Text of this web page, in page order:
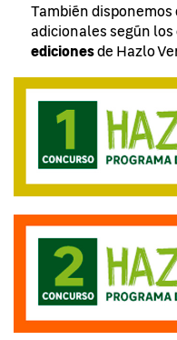
También
adicionales según
edicionesde Hazlo